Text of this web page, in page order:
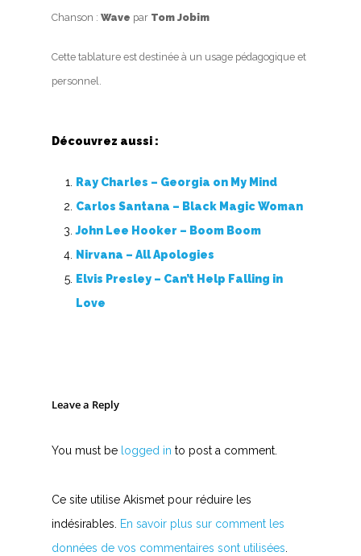
Chanson : Wave par Tom Jobim
Cette tablature est destinée à un usage pédagogique et
personnel.
Découvrez aussi :
Ray Charles – Georgia on My Mind
Carlos Santana – Black Magic Woman
John Lee Hooker – Boom Boom
Nirvana – All Apologies
Elvis Presley – Can’t Help Falling in
Love
Leave a Reply
You must be logged in to post a comment.
Ce site utilise Akismet pour réduire les
indésirables.
En savoir plus sur comment les
données de vos commentaires sont utilisées